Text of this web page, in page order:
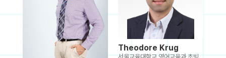
Theodore Krug